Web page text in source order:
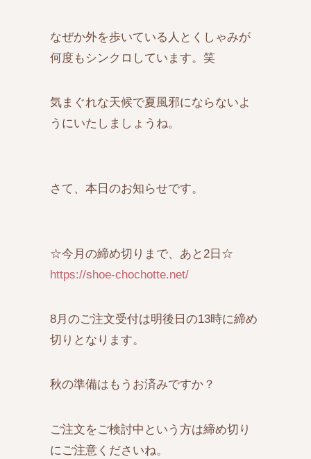
なぜか外を歩いている人とくしゃみが
何度もシンクロしています。笑
気まぐれな天候で夏風邪にならないよ
うにいたしましょうね。
さて、本日のお知らせです。
☆今月の締め切りまで、あと2日☆
https://shoe-chochotte.net/
8月のご注文受付は明後日の13時に締め
切りとなります。
秋の準備はもうお済みですか？
ご注文をご検討中という方は締め切り
にご注意くださいね。